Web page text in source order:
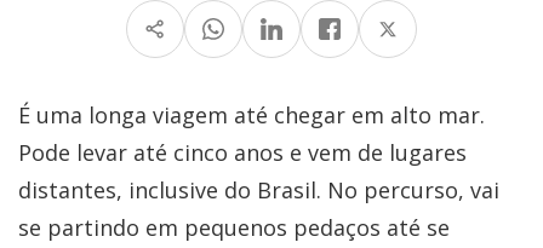
É uma longa viagem até chegar em alto mar.
Pode levar até cinco anos e vem de lugares
distantes, inclusive do Brasil. No percurso, vai
se partindo em pequenos pedaços até se